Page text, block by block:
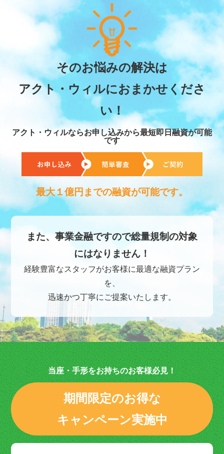
そのお悩みの解決は
アクト・ウィルにおまかせくださ
い！
アクト・ウィルならお申し込みから最短即日融資が可能
です
最大１億円までの融資が可能です。
また、事業金融ですので総量規制の対象
にはなりません！
経験豊富なスタッフがお客様に最適な融資プラン
を、
迅速かつ丁寧にご提案いたします。
当座・手形をお持ちのお客様必見！
期間限定のお得な
キャンペーン実施中